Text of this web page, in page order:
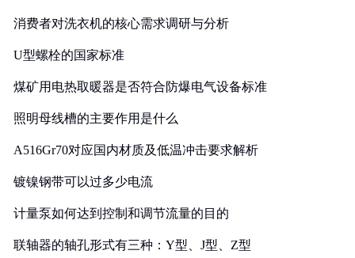
消费者对洗衣机的核心需求调研与分析
U型螺栓的国家标准
煤矿用电热取暖器是否符合防爆电气设备标准
照明母线槽的主要作用是什么
A516Gr70对应国内材质及低温冲击要求解析
镀镍钢带可以过多少电流
计量泵如何达到控制和调节流量的目的
联轴器的轴孔形式有三种：Y型、J型、Z型